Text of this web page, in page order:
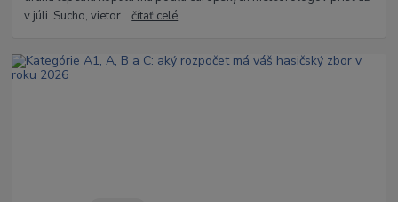
v júli. Sucho, vietor...čítať celé